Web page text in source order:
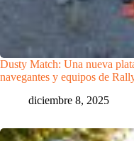
Dusty Match: Una nueva
navegantes y equipos de
diciembre 8, 2025